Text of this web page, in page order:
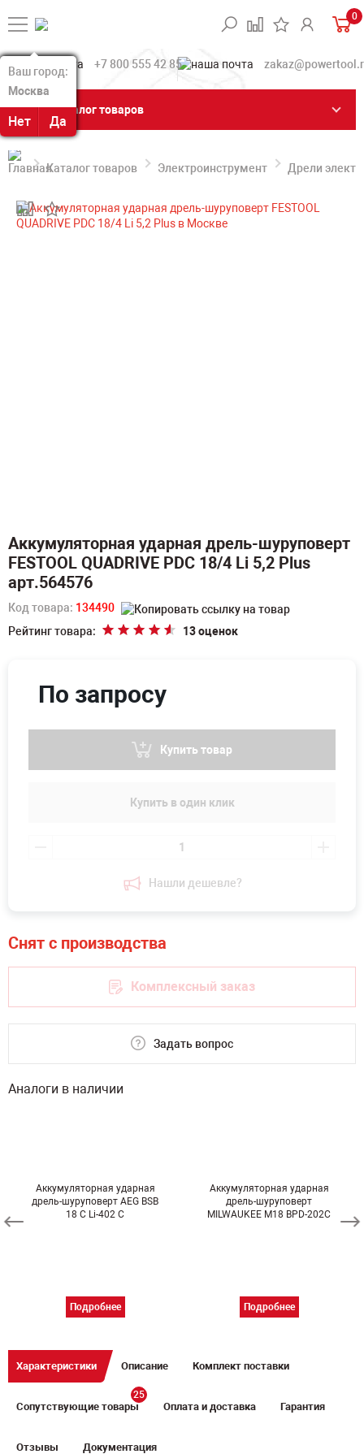
Ваш город:
Москва
Нет Да
Ваш город:
Москва
Нет Да
0
+7 800 555 42 85
Каталог товаров
Каталог товаров Электроинструмент Дрели
Аккумуляторная ударная дрель-шуруповерт
FESTOOL QUADRIVE PDC 18/4 Li 5,2 Plus
арт.564576
Код товара: 134490
Рейтинг товара:
13 оценок
Нашли дешевле?
По запросу
Купить товар
Купить в один клик
Комплексный заказ
Задать вопрос
Аналоги в наличии
Аккумуляторная ударная
дрель-шуруповерт AEG BSB
18 C Li-402 C
Подробнее
Аккумуляторная ударная
дрель-шуруповерт
MILWAUKEE M18 BPD-202C
Подробнее
Характеристики Описание Комплект поставки
Сопутствующие товары
25
Оплата и доставка Гарантия
Отзывы Документация